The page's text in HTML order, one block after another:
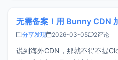
分享发现 2026-03-05 2评论
说到海外CDN，那就不得不提